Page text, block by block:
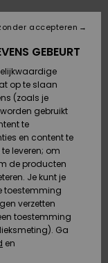
GEBEURT
op te slaan
(zoals je
gebruikt
te
en content te
leveren; om
de producten
Je kunt je
toestemming
verzetten
toestemming
Ga
en
accepteren